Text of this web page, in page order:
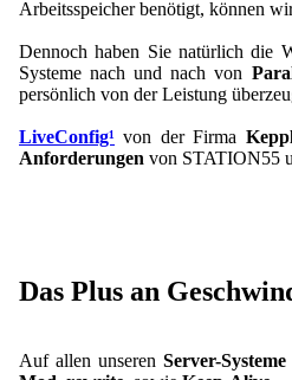
Arbeitsspeicher benötigt, können
Dennoch haben Sie natürlich die
Systeme nach und nach von
persönlich von der Leistung
LiveConfig¹ von der Firma
Anforderungen von STATION55
Das Plus an
Auf allen unseren Server-Systeme